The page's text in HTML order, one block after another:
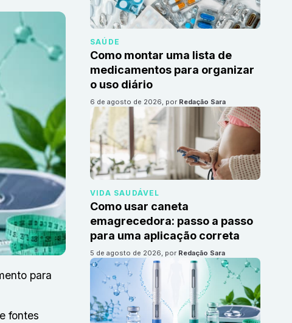
para
fontes
SAÚDE
Como montar uma lista de
medicamentos para organizar
o uso diário
6 de agosto de 2026, por Redação Sara
VIDA SAUDÁVEL
Como usar caneta
emagrecedora: passo a passo
para uma aplicação correta
5 de agosto de 2026, por Redação Sara